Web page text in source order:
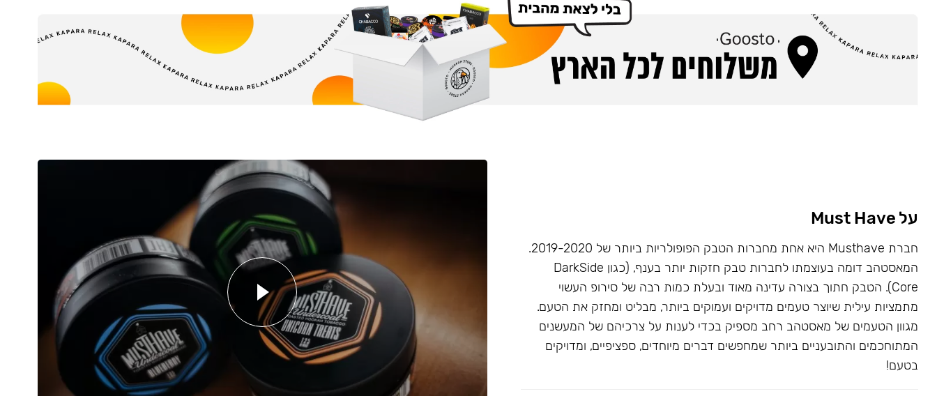
על Must Have
חברת Musthave היא אחת מחברות הטבק הפופולריות ביותר של 2019-2020.
המאסטהב דומה בעוצמתו לחברות טבק חזקות יותר בענף, (כגון DarkSide
Core). הטבק חתוך בצורה עדינה מאוד ובעלת כמות רבה של סירופ העשוי
מתמציות עילית שיוצר טעמים מדויקים ועמוקים ביותר, מבליט ומחזק את הטעם.
מגוון הטעמים של מאסטהב רחב מספיק בכדי לענות על צרכיהם של המעשנים
המתוחכמים והתובעניים ביותר שמחפשים דברים מיוחדים, ספציפיים, ומדויקים
בטעם!